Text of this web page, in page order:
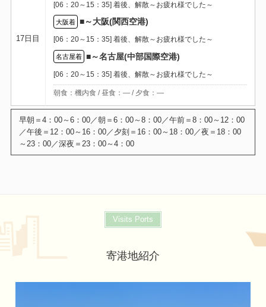
17日目
[06：20～15：35] 着後、解散～お疲れ様でした～
大阪着 ■～大阪(関西空港)
[06：20～15：35] 着後、解散～お疲れ様でした～
名古屋着 ■～名古屋(中部国際空港)
[06：20～15：35] 着後、解散～お疲れ様でした～
朝食：機内食 / 昼食：― / 夕食：―
Visits Ports
寄港地紹介